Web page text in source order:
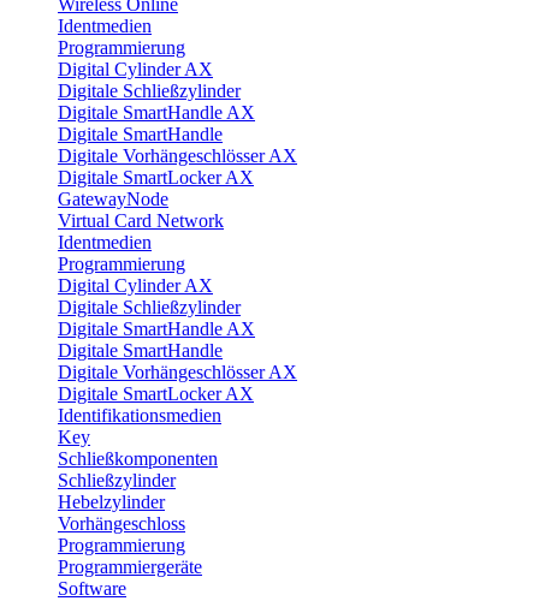
Identmedien
Programmierung
Digital Cylinder AX
Digitale Schließzylinder
Digitale SmartHandle AX
Digitale SmartHandle
Digitale Vorhängeschlösser AX
Digitale SmartLocker AX
GatewayNode
Virtual Card Network
Identmedien
Programmierung
Digital Cylinder AX
Digitale Schließzylinder
Digitale SmartHandle AX
Digitale SmartHandle
Digitale Vorhängeschlösser AX
Digitale SmartLocker AX
Identifikationsmedien
Key
Schließkomponenten
Schließzylinder
Hebelzylinder
Vorhängeschloss
Programmierung
Programmiergeräte
Software